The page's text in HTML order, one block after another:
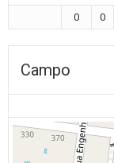
0 0
Campo